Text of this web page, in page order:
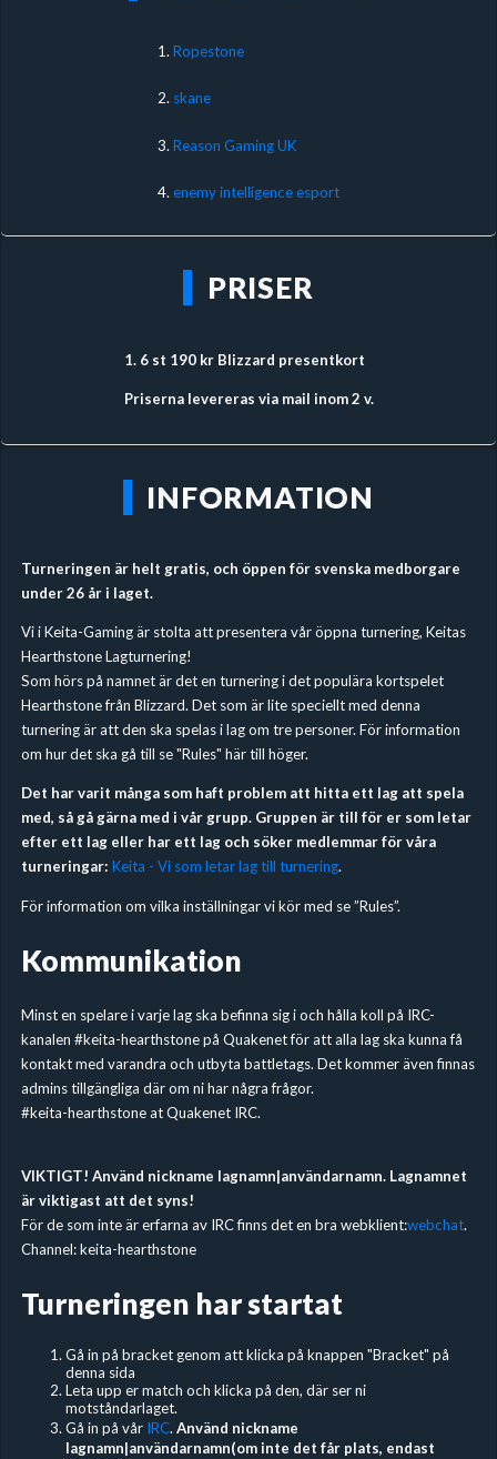
1. Ropestone
2. skane
3. Reason Gaming UK
4.enemy intelligence esport
PRISER
1. 6 st 190 kr Blizzard presentkort
Priserna levereras via mail inom 2 v.
INFORMATION
Turneringen är helt gratis, och öppen för svenska medborgare
under 26 år i laget.
Vi i Keita-Gaming är stolta att presentera vår öppna turnering, Keitas
Hearthstone Lagturnering!
Som hörs på namnet är det en turnering i det populära kortspelet
Hearthstone från Blizzard. Det som är lite speciellt med denna
turnering är att den ska spelas i lag om tre personer. För information
om hur det ska gå till se "Rules" här till höger.
Det har varit många som haft problem att hitta ett lag att spela
med, så gå gärna med i vår grupp. Gruppen är till för er som letar
efter ett lag eller har ett lag och söker medlemmar för våra
turneringar: Keita - Vi som letar lag till turnering.
För information om vilka inställningar vi kör med se ”Rules”.
Kommunikation
Minst en spelare i varje lag ska befinna sig i och hålla koll på IRC-
kanalen #keita-hearthstone på Quakenet för att alla lag ska kunna få
kontakt med varandra och utbyta battletags. Det kommer även finnas
admins tillgängliga där om ni har några frågor.
#keita-hearthstone at Quakenet IRC.
VIKTIGT! Använd nickname lagnamn|användarnamn. Lagnamnet
är viktigast att det syns!
För de som inte är erfarna av IRC finns det en bra webklient:webchat.
Channel: keita-hearthstone
Turneringen har startat
Gå in på bracket genom att klicka på knappen "Bracket" på
denna sida
Leta upp er match och klicka på den, där ser ni
motståndarlaget.
Gå in på vår IRC. Använd nickname
lagnamn|användarnamn(om inte det får plats, endast